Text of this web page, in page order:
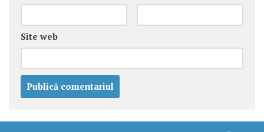
Site web